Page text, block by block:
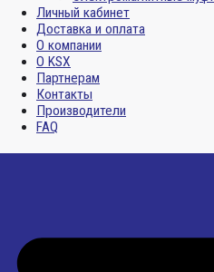
Личный кабинет
Доставка и оплата
О компании
О KSX
Партнерам
Контакты
Производители
FAQ